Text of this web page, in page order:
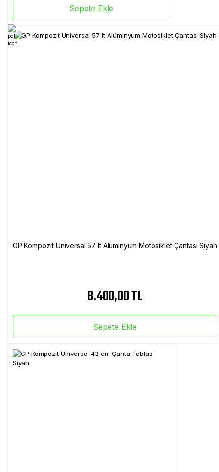
Sepete Ekle
GP Kompozit Universal 57 lt Alüminyum Motosiklet Çantası Siyah
8.400,00 TL
Sepete Ekle